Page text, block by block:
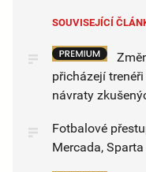
SOUVISEJÍCÍ
přicházejí
návraty
Fotbalové
Mercada,